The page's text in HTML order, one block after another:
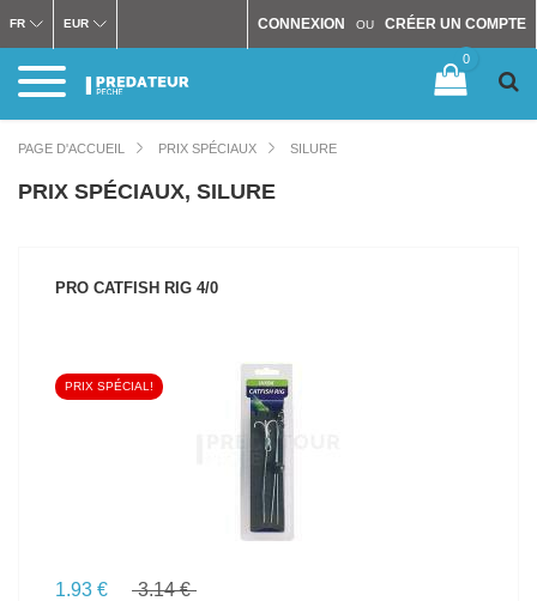
CONNEXION OU CRÉER UN COMPTE
FR EUR
0
PAGE D'ACCUEIL PRIX SPÉCIAUX SILURE
PRIX SPÉCIAUX, SILURE
PRO CATFISH RIG 4/0
VOIR LE PRODUIT
PRIX SPÉCIAL!
1.93 € 3.14 €